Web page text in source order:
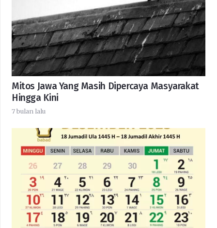
Mitos Jawa Yang Masih Dipercaya Masyarakat
Hingga Kini
7 bulan lalu